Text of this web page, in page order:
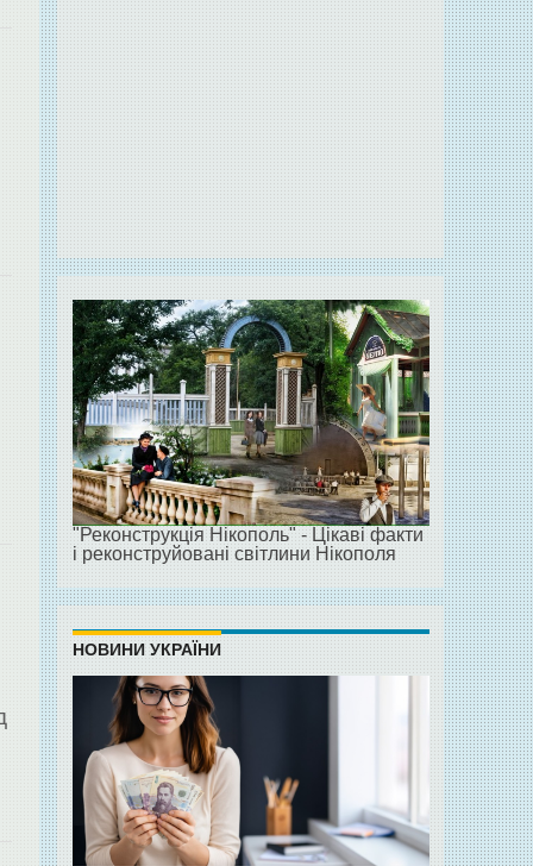
"Реконструкція Нікополь" - Цікаві факти
і реконструйовані світлини Нікополя
НОВИНИ УКРАЇНИ